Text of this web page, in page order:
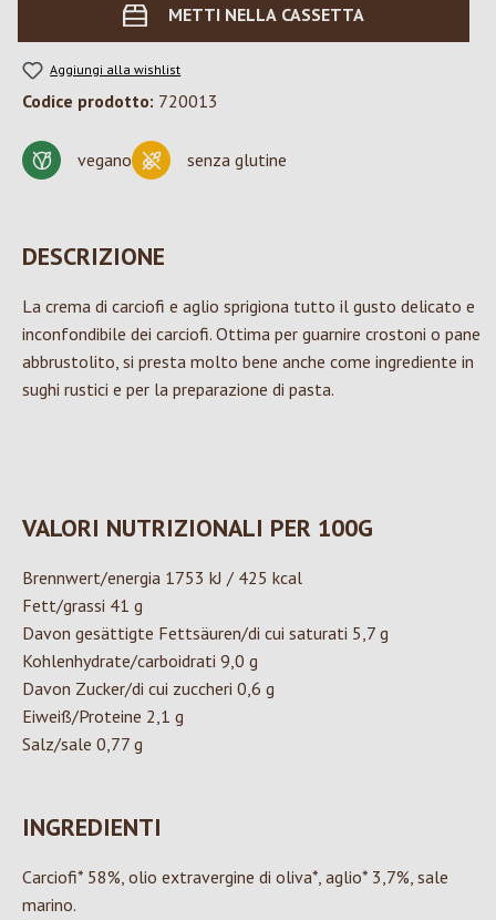
METTI NELLA CASSETTA
Aggiungi alla wishlist
Codice prodotto: 720013
vegano senza glutine
DESCRIZIONE
La crema di carciofi e aglio sprigiona tutto il gusto delicato e
inconfondibile dei carciofi. Ottima per guarnire crostoni o pane
abbrustolito, si presta molto bene anche come ingrediente in
sughi rustici e per la preparazione di pasta.
VALORI NUTRIZIONALI PER 100G
Brennwert/energia 1753 kJ / 425 kcal
Fett/grassi 41 g
Davon gesättigte Fettsäuren/di cui saturati 5,7 g
Kohlenhydrate/carboidrati 9,0 g
Davon Zucker/di cui zuccheri 0,6 g
Eiweiß/Proteine 2,1 g
Salz/sale 0,77 g
INGREDIENTI
Carciofi* 58%, olio extravergine di oliva*, aglio* 3,7%, sale
marino.